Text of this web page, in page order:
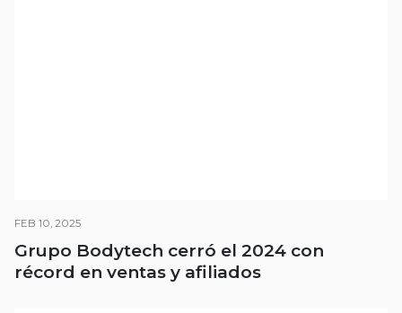
FEB 10, 2025
Grupo Bodytech cerró el 2024 con
récord en ventas y afiliados